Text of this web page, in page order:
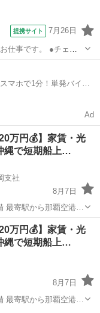
提携サイト 7月26日
仕事です。 ●チェッ
マホで1分！単発バイト
Ad
万円💰】家賃・光
縄で短期船上…
支社
8月7日
最寄駅から那覇空港…
万円💰】家賃・光
縄で短期船上…
8月7日
最寄駅から那覇空港…